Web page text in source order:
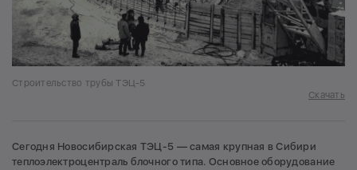
Строительство трубы ТЭЦ-5
Скачать
Сегодня Новосибирская ТЭЦ-5 — самая крупная в Сибири
теплоэлектроцентраль блочного типа. Основное оборудование